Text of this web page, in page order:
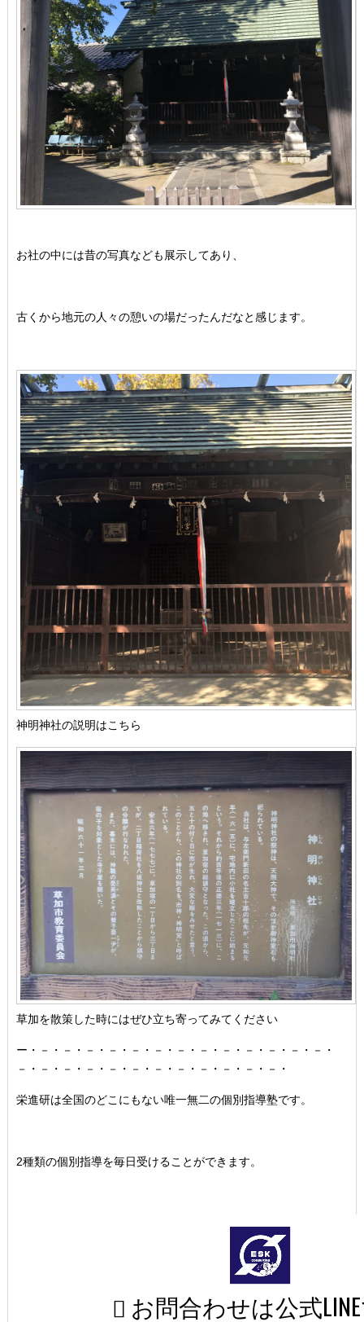
お社の中には昔の写真なども展示してあり、
古くから地元の人々の憩いの場だったんだなと感じます。
神明神社の説明はこちら
草加を散策した時にはぜひ立ち寄ってみてください
ー・－・－・－・－・－・－・－・－・－・－・－・－・－・
－・－・－・－・－・－・－・－・－・－・－・－・
栄進研は全国のどこにもない唯一無二の個別指導塾です。
2種類の個別指導を毎日受けることができます。